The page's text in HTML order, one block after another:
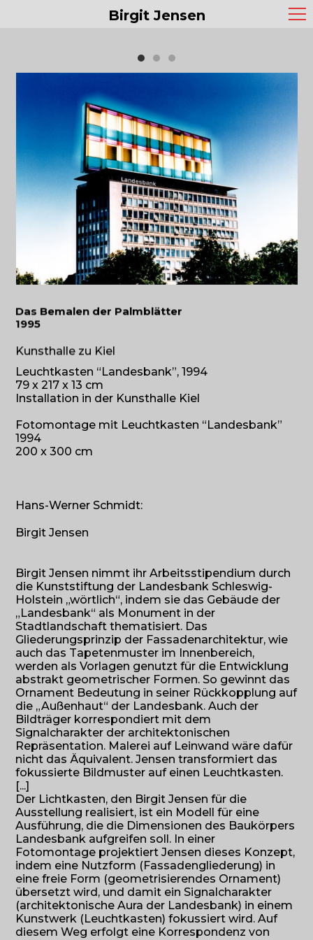
Birgit Jensen
Das Bemalen der Palmblätter
1995
Kunsthalle zu Kiel
Leuchtkasten “Landesbank”, 1994
79 x 217 x 13 cm
Installation in der Kunsthalle Kiel
Fotomontage mit Leuchtkasten “Landesbank”
1994
200 x 300 cm
Hans-Werner Schmidt:
Birgit Jensen
Birgit Jensen nimmt ihr Arbeitsstipendium durch
die Kunststiftung der Landesbank Schleswig-
Holstein „wörtlich“, indem sie das Gebäude der
„Landesbank“ als Monument in der
Stadtlandschaft thematisiert. Das
Gliederungsprinzip der Fassadenarchitektur, wie
auch das Tapetenmuster im Innenbereich,
werden als Vorlagen genutzt für die Entwicklung
abstrakt geometrischer Formen. So gewinnt das
Ornament Bedeutung in seiner Rückkopplung auf
die „Außenhaut“ der Landesbank. Auch der
Bildträger korrespondiert mit dem
Signalcharakter der architektonischen
Repräsentation. Malerei auf Leinwand wäre dafür
nicht das Äquivalent. Jensen transformiert das
fokussierte Bildmuster auf einen Leuchtkasten.
[...]
Der Lichtkasten, den Birgit Jensen für die
Ausstellung realisiert, ist ein Modell für eine
Ausführung, die die Dimensionen des Baukörpers
Landesbank aufgreifen soll. In einer
Fotomontage projektiert Jensen dieses Konzept,
indem eine Nutzform (Fassadengliederung) in
eine freie Form (geometrisierendes Ornament)
übersetzt wird, und damit ein Signalcharakter
(architektonische Aura der Landesbank) in einem
Kunstwerk (Leuchtkasten) fokussiert wird. Auf
diesem Weg erfolgt eine Korrespondenz von